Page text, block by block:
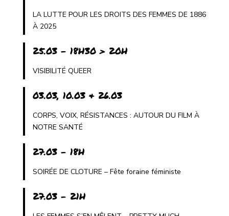
LA LUTTE POUR LES DROITS DES FEMMES DE 1886
À 2025
25.03 - 18H30 > 20H
VISIBILITÉ QUEER
03.03, 10.03 & 26.03
CORPS, VOIX, RÉSISTANCES : AUTOUR DU FILM À
NOTRE SANTÉ
27.03 - 18H
SOIRÉE DE CLOTURE – Fête foraine féministe
27.03 - 21H